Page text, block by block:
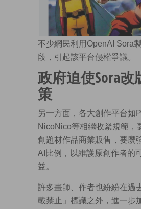
不少網民利用OpenAI Sora
段，引起該平台侵權爭議。
政府迫使Sora改
策
另一方面，各大創作平台如
NicoNico等相繼收緊規範，
創題材作品商業販售，要麼
AI比例，以維護原創作者的
益。
許多畫師、作者也紛紛在過
載禁止」標識之外，進一步